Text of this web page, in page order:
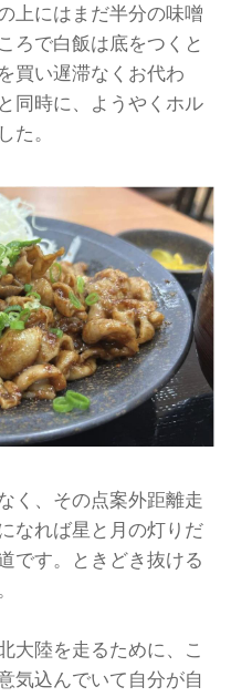
上にはまだ半分の味噌
ろで白飯は底をつくと
買い遅滞なくお代わ
同時に、ようやくホル
た。
く、その点案外距離走
なれば星と月の灯りだ
です。ときどき抜ける
大陸を走るために、こ
気込んでいて自分が自